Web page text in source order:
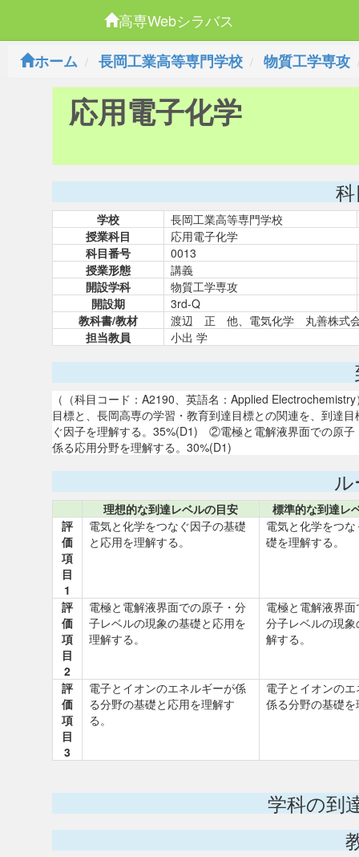
高専Webシラバス
ホーム
長岡工業高等専門学校 物質工学専攻
応用電子化学
学校
長岡工業高等専門学校
授業科目
応用電子化学
科目番号
0013
授業形態
講義
開設学科
物質工学専攻
開設期
3rd-Q
教科書/教材
渡辺 正 他、電気化学 丸善株式
担当教員
小出 学
（（科目コード：A2190、英語名：Applied
目標と、長岡高専の学習・教育到達目標との関連を、到達
ぐ因子を理解する。35%(D1) ②電極と電解液界面での原
係る応用分野を理解する。30%(D1)
理想的な到達レベルの目安
標準的な到達レ
評
価
項
目
1
電気と化学をつなぐ因子の基礎
と応用を理解する。
電気と化学をつ
礎を理解する。
評
価
項
目
2
電極と電解液界面での原子・分
子レベルの現象の基礎と応用を
理解する。
電極と電解液界
分子レベルの現
解する。
評
価
項
目
3
電子とイオンのエネルギーが係
る分野の基礎と応用を理解す
る。
電子とイオンの
係る分野の基礎
学科の到